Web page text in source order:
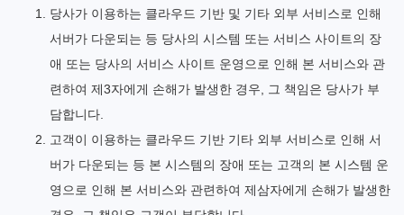
당사가 이용하는 클라우드 기반 및 기타 외부 서비스로 인해
서버가 다운되는 등 당사의 시스템 또는 서비스 사이트의 장
애 또는 당사의 서비스 사이트 운영으로 인해 본 서비스와 관
련하여 제3자에게 손해가 발생한 경우, 그 책임은 당사가 부
담합니다.
고객이 이용하는 클라우드 기반 기타 외부 서비스로 인해 서
버가 다운되는 등 본 시스템의 장애 또는 고객의 본 시스템 운
영으로 인해 본 서비스와 관련하여 제삼자에게 손해가 발생한